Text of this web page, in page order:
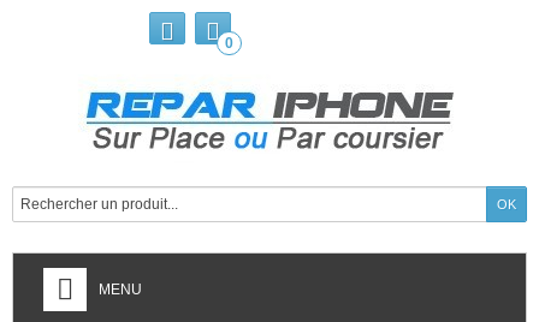
0
MENU